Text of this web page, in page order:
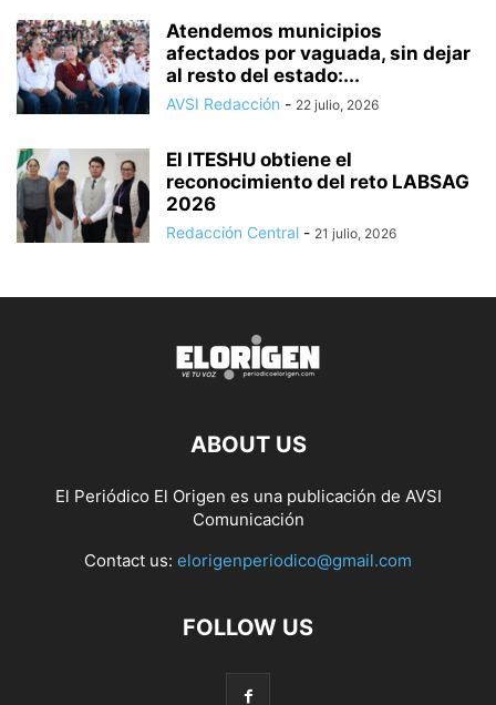
Atendemos municipios
afectados por vaguada, sin dejar
al resto del estado:...
AVSI Redacción - 22 julio, 2026
El ITESHU obtiene el
reconocimiento del reto LABSAG
2026
Redacción Central - 21 julio, 2026
ABOUT US
El Periódico El Origen es una publicación de AVSI
Comunicación
Contact us: elorigenperiodico@gmail.com
FOLLOW US